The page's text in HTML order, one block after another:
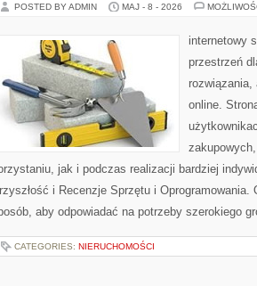
POSTED BY ADMIN MAJ - 8 - 2026
internetowy
przestrzeń
online.
jak i podczas realizacji bardziej
i Recenzje Sprzętu i Oprogramowania.
aby odpowiadać na potrzeby szerokiego
CATEGORIES: NIERUCHOMOŚCI